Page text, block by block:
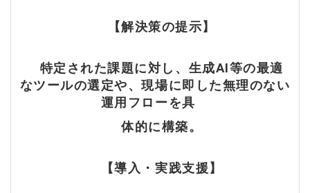
【解決策の提示】
特定された課題に対し、生成AI等の最適
なツールの選定や、現場に即した無理のない
運用フローを具
体的に構築。
【導入・実践支援】